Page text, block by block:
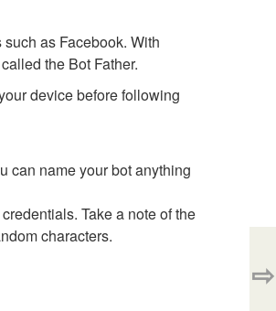
as Facebook. With
the Bot Father.
device before following
can name your bot anything
Take a note of the
characters.
⇨